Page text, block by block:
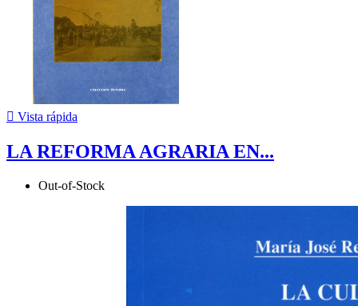
 Vista rápida
LA REFORMA AGRARIA EN...
Out-of-Stock